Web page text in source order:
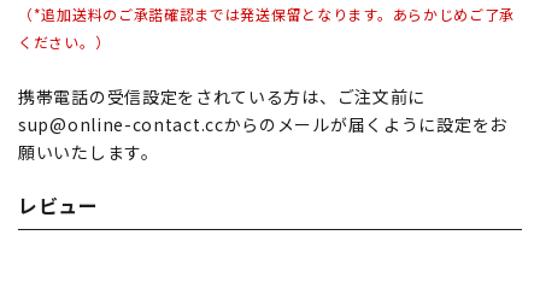
（*追加送料のご承諾確認までは発送保留となります。あらかじめご了承
ください。）
携帯電話の受信設定をされている方は、ご注文前に
sup@online-contact.ccからのメールが届くように設定をお
願いいたします。
レビュー